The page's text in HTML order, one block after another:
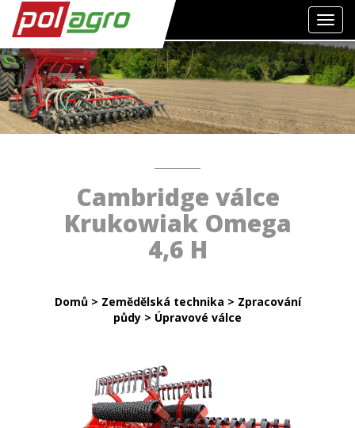
Cambridge válce
Krukowiak Omega
4,6 H
Domů> Zemědělská technika > Zpracování
půdy > Úpravové válce